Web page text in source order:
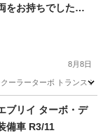
をお持ちでした
🚗
8月8日
ーラーターボ トランス
ブリイ ターボ・デ
ィスチャージ・ヘッドランプ装備車 R3/11